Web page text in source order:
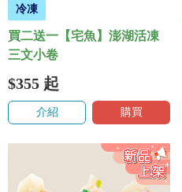
冷凍
買二送一【宅魚】澎湖活凍
三文小卷
$355 起
介紹 購買